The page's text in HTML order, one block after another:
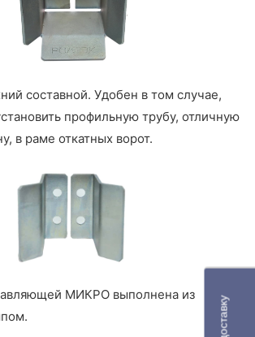
составной. Удобен в том случае,
профильную трубу, отличную
в раме откатных ворот.
МИКРО выполнена из